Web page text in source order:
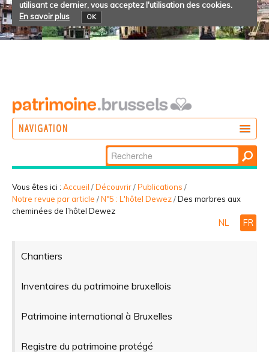
utilisant ce dernier, vous acceptez l'utilisation des cookies.
En savoir plus
OK
NAVIGATION
PARTICIPER
Chercher par
Recherche
avancée…
Vous êtes ici : Accueil /Découvrir/Publications /
Notre revue par article /N°5 : L'hôtel Dewez/Des marbres aux
cheminées de l’hôtel Dewez
NL FR
Chantiers
Inventaires du patrimoine bruxellois
Patrimoine international à Bruxelles
Registre du patrimoine protégé